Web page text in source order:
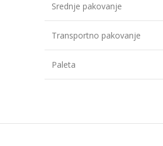
Srednje pakovanje
Transportno pakovanje
Paleta